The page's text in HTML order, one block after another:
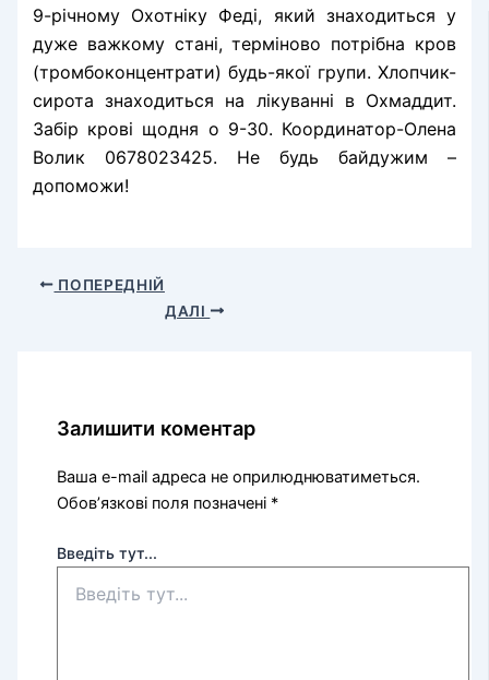
9-річному Охотніку Феді, який знаходиться у
дуже важкому стані, терміново потрібна кров
(тромбоконцентрати) будь-якої групи. Хлопчик-
сирота знаходиться на лікуванні в Охмаддит.
Забір крові щодня о 9-30. Координатор-Олена
Волик 0678023425. Не будь байдужим –
допоможи!
ПОПЕРЕДНІЙ
ДАЛІ
Залишити коментар
Ваша e-mail адреса не оприлюднюватиметься.
Обов’язкові поля позначені *
Введіть тут...